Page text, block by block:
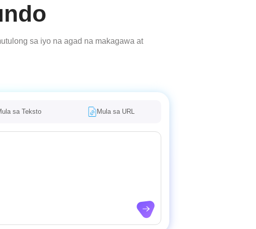
sa iyo na agad na makagawa at
sa Teksto Mula sa URL